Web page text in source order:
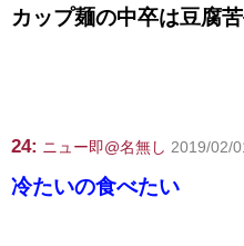
カップ麺の中卒は豆腐
24: ニュー即@名無し 2019/02/
冷たいの食べたい